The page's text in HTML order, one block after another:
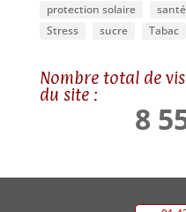
protection solaire
santé
Stress
sucre Tabac
Nombre total de
du site :
8